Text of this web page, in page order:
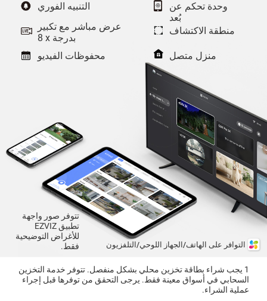
التنبيه الفوري
عرض مباشر مع تكبير
بدرجة ‎8 x‎
محفوظات الفيديو
وحدة تحكم عن
بُعد
منطقة الاكتشاف
منزل متصل
التوافر على الهاتف/الجهاز اللوحي/التلفزيون
تتوفر صور واجهة
تطبيق EZVIZ
للأغراض التوضيحية
فقط.
1 يجب شراء بطاقة تخزين محلي بشكل منفصل. تتوفر خدمة التخزين
السحابي في أسواق معينة فقط. يرجى التحقق من توفرها قبل إجراء
عملية الشراء.